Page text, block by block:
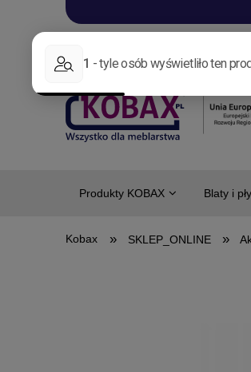
Produkty KOBAX Blaty i
» SKLEP_ONLINE »